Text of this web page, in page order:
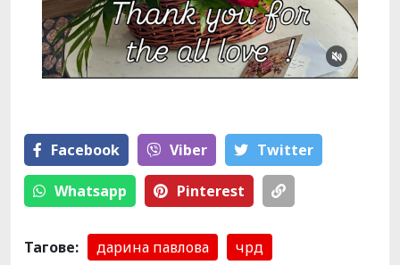
Facebook Viber Тwitter
Whatsapp Pinterest
Тагове: дарина павлова чрд